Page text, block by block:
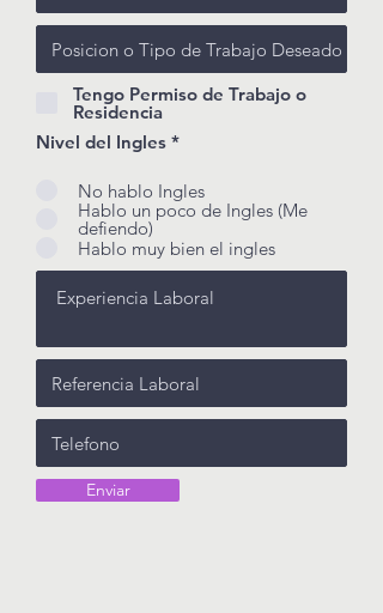
Tengo Permiso de Trabajo o
Residencia
Nivel del Ingles *
No hablo Ingles
Hablo un poco de Ingles (Me
defiendo)
Hablo muy bien el ingles
Enviar